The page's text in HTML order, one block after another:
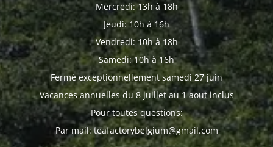
Mercredi: 13h à 18h
Jeudi: 10h à 16h
Vendredi: 10h à 18h
Samedi: 10h à 16h
Fermé exceptionnellement samedi 27 juin
Vacances annuelles du 8 juillet au 1 aout inclus
Pour toutes questions:
Par mail: teafactorybelgium@gmail.com